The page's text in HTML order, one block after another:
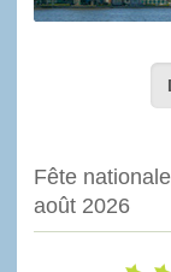
Fête
août 2026